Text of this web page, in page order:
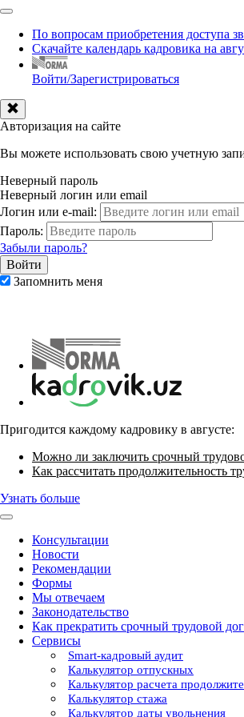
По вопросам приобретения доступа
Скачайте календарь кадровика на
Войти/Зарегистрироваться
Авторизация на сайте
Вы можете использовать свою учетную
Неверный пароль
Неверный логин или email
Логин или e-mail:
Пароль:
Забыли пароль?
Запомнить меня
Пригодится каждому кадровику в августе:
Можно ли заключить срочный
Как рассчитать продолжительность
Узнать больше
Консультации
Новости
Рекомендации
Формы
Мы отвечаем
Законодательство
Как прекратить срочный трудовой
Сервисы
Smart-кадровый аудит
Калькулятор отпускных
Калькулятор расчета
Калькулятор стажа
Калькулятор даты увольнения